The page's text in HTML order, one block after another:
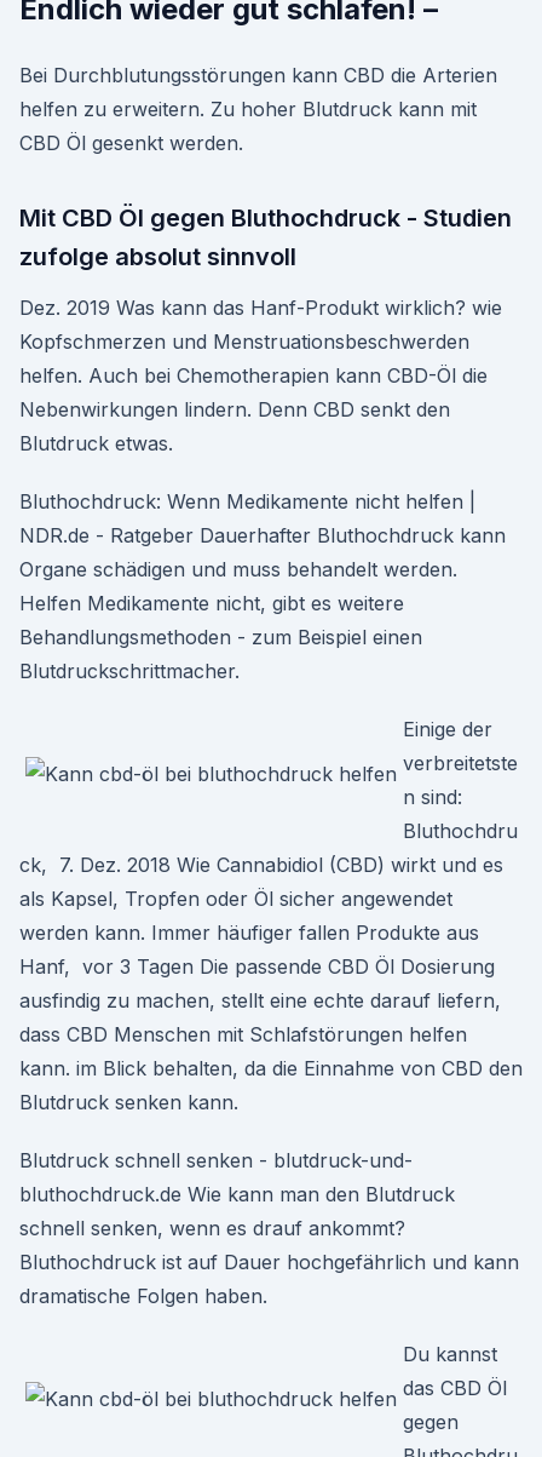
Endlich wieder gut schlafen! –
Bei Durchblutungsstörungen kann CBD die Arterien
helfen zu erweitern. Zu hoher Blutdruck kann mit
CBD Öl gesenkt werden.
Mit CBD Öl gegen Bluthochdruck - Studien
zufolge absolut sinnvoll
Dez. 2019 Was kann das Hanf-Produkt wirklich? wie
Kopfschmerzen und Menstruationsbeschwerden
helfen. Auch bei Chemotherapien kann CBD-Öl die
Nebenwirkungen lindern. Denn CBD senkt den
Blutdruck etwas.
Bluthochdruck: Wenn Medikamente nicht helfen |
NDR.de - Ratgeber Dauerhafter Bluthochdruck kann
Organe schädigen und muss behandelt werden.
Helfen Medikamente nicht, gibt es weitere
Behandlungsmethoden - zum Beispiel einen
Blutdruckschrittmacher.
Einige der
verbreitetste
n sind:
Bluthochdru
ck, 7. Dez. 2018 Wie Cannabidiol (CBD) wirkt und es
als Kapsel, Tropfen oder Öl sicher angewendet
werden kann. Immer häufiger fallen Produkte aus
Hanf, vor 3 Tagen Die passende CBD Öl Dosierung
ausfindig zu machen, stellt eine echte darauf liefern,
dass CBD Menschen mit Schlafstörungen helfen
kann. im Blick behalten, da die Einnahme von CBD den
Blutdruck senken kann.
Blutdruck schnell senken - blutdruck-und-
bluthochdruck.de Wie kann man den Blutdruck
schnell senken, wenn es drauf ankommt?
Bluthochdruck ist auf Dauer hochgefährlich und kann
dramatische Folgen haben.
Du kannst
das CBD Öl
gegen